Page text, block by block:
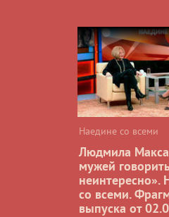
Наедине со всеми
Людмила
мужей говорить
неинтересно».
со всеми.
выпуска от